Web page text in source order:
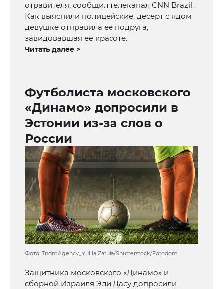
отравителя, сообщил телеканал CNN Brazil .
Как выяснили полицейские, десерт с ядом
девушке отправила ее подруга,
завидовавшая ее красоте.
Читать далее >
Футболиста московского
«Динамо» допросили в
Эстонии из-за слов о
России
Фото: TndmAgency_Yuliia Zatula/Shutterstock/Fotodom
Защитника московского «Динамо» и
сборной Израиля Эли Дасу допросили